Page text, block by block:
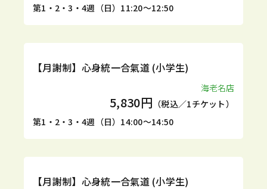
第1・2・3・4週（日）11:20～12:50
定期 体験
【月謝制】心身統一合氣道 (小学生)
海老名店
5,830円 （税込／1チケット）
第1・2・3・4週（日）14:00～14:50
定期 体験
【月謝制】心身統一合氣道 (小学生)